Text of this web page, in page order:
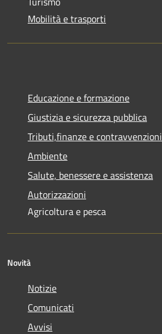
Mobilità e trasporti
Educazione e formazione
Giustizia e sicurezza pubblica
Tributi,finanze e contravvenzioni
Ambiente
Salute, benessere e assistenza
Autorizzazioni
Agricoltura e pesca
Novità
Notizie
Comunicati
Avvisi